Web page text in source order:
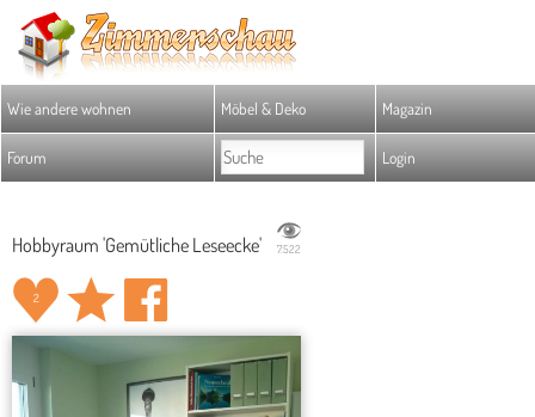
Wie andere wohnen Möbel & Deko Magazin
Forum Login
Hobbyraum 'Gemütliche Leseecke' 7.522
2